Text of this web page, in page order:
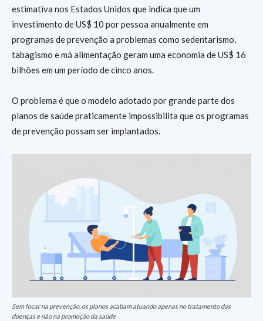
estimativa nos Estados Unidos que indica que um
investimento de US$ 10 por pessoa anualmente em
programas de prevenção a problemas como sedentarismo,
tabagismo e má alimentação geram uma economia de US$ 16
bilhões em um período de cinco anos.
O problema é que o modelo adotado por grande parte dos
planos de saúde praticamente impossibilita que os programas
de prevenção possam ser implantados.
Sem focar na prevenção, os planos acabam atuando apenas no tratamento das
doenças e não na promoção da saúde